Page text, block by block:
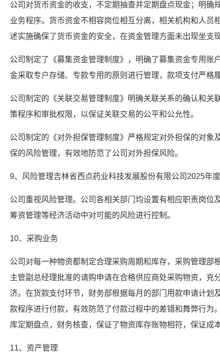
公司对货币资金的收支，不定期抽查并定期盘点现金；明确
业务程序。货币资金不相容岗位相互分离，相关机构和人员
述实施确保了货币资金的安全，在资金管理方面未出现坐支
公司制定了《募集资金管理制度》，明确了募集资金专用账
金采取专户存储、专款专用的原则进行管理，款项支付严格
公司制定的《关联交易管理制度》明确关联关系的确认和关
策程序和审批权限，以保证关联交易的公平和公允性。
公司制定的《对外担保管理制度》严格规定对外担保的对象
保的风险管理，有效地防范了公司对外担保风险。
9、风险管理吉林省西点药业科技发展股份有限公司2025年
公司重视风险管理。公司各相关部门均设置有相应职责岗位
筹资管理等经济活动中对可能的风险进行控制。
10、采购业务
公司对每一种物资都制定合理采购周期和库存，采购管理部
主管副总经理批准的请购申请在合格供应商处采购物资，充
济。在货款支付环节，财务部根据每月的部门用款申请计划
款程序进行付款，有效防范了付款过程中的差错和舞弊行为
库定期盘点，财务核查，保证了物资库存账物相符，保证成
11、资产管理